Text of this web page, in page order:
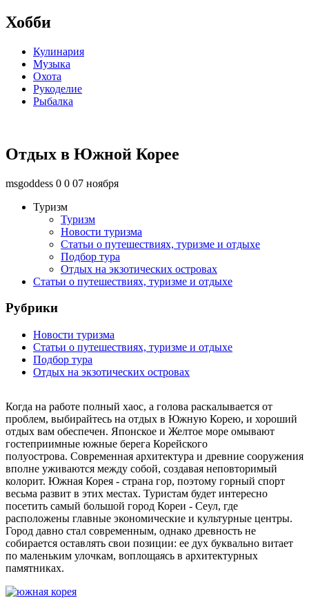
Хобби
Кулинария
Музыка
Охота
Рукоделие
Рыбалка
Отдых в Южной Корее
msgoddess 0 0 07 ноября
Туризм
Туризм
Новости туризма
Статьи о путешествиях, туризме и отдыхе
Подбор тура
Отдых на экзотических островах
Статьи о путешествиях, туризме и отдыхе
Рубрики
Новости туризма
Статьи о путешествиях, туризме и отдыхе
Подбор тура
Отдых на экзотических островах
Когда на работе полный хаос, а голова раскалывается от
проблем, выбирайтесь на отдых в Южную Корею, и хороший
отдых вам обеспечен. Японское и Желтое море омывают
гостеприимные южные берега Корейского
полуострова. Современная архитектура и древние сооружения
вполне уживаются между собой, создавая неповторимый
колорит. Южная Корея - страна гор, поэтому горный спорт
весьма развит в этих местах. Туристам будет интересно
посетить самый большой город Кореи - Сеул, где
расположены главные экономические и культурные центры.
Город давно стал современным, однако древность не
собирается оставлять свои позиции: ее дух буквально витает
по маленьким улочкам, воплощаясь в архитектурных
памятниках.